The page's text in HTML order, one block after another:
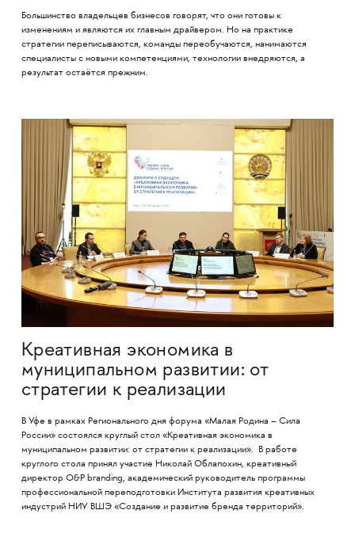
Большинство владельцев бизнесов говорят, что они готовы к
изменениям и являются их главным драйвером. Но на практике
стратегии переписываются, команды переобучаются, нанимаются
специалисты с новыми компетенциями, технологии внедряются, а
результат остаётся прежним.
Креативная экономика в
муниципальном развитии: от
стратегии к реализации
В Уфе в рамках Регионального дня форума «Малая Родина – Сила
России» состоялся круглый стол «Креативная экономика в
муниципальном развитии: от стратегии к реализации». В работе
круглого стола принял участие Николай Облапохин, креативный
директор O&P branding, академический руководитель программы
профессиональной переподготовки Института развития креативных
индустрий НИУ ВШЭ «Создание и развитие бренда территорий».